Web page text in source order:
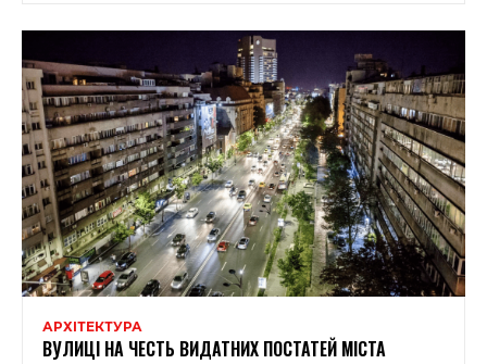
АРХІТЕКТУРА
ВУЛИЦІ НА ЧЕСТЬ ВИДАТНИХ ПОСТАТЕЙ МІСТА